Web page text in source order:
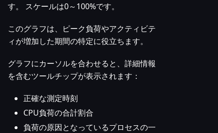
す。 スケールは0～100%です。
このグラフは、ピーク負荷やアクティビテ
ィが増加した期間の特定に役立ちます。
グラフにカーソルを合わせると、詳細情報
を含むツールチップが表示されます：
正確な測定時刻
CPU負荷の合計割合
負荷の原因となっているプロセスの一